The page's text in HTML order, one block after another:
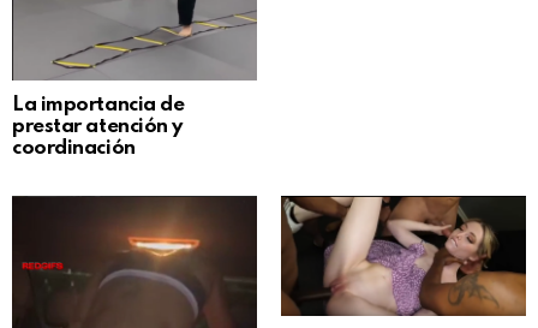
La importancia de
prestar atención y
coordinación